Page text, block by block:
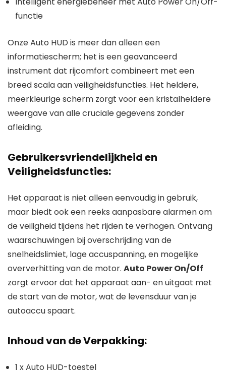
functie
Onze Auto HUD is meer dan alleen een
informatiescherm; het is een geavanceerd
instrument dat rijcomfort combineert met een
breed scala aan veiligheidsfuncties. Het heldere,
meerkleurige scherm zorgt voor een kristalheldere
weergave van alle cruciale gegevens zonder
afleiding.
Gebruikersvriendelijkheid en
Veiligheidsfuncties:
Het apparaat is niet alleen eenvoudig in gebruik,
maar biedt ook een reeks aanpasbare alarmen om
de veiligheid tijdens het rijden te verhogen. Ontvang
waarschuwingen bij overschrijding van de
snelheidslimiet, lage accuspanning, en mogelijke
oververhitting van de motor. Auto Power On/Off
zorgt ervoor dat het apparaat aan- en uitgaat met
de start van de motor, wat de levensduur van je
autoaccu spaart.
Inhoud van de Verpakking:
1 x Auto HUD-toestel